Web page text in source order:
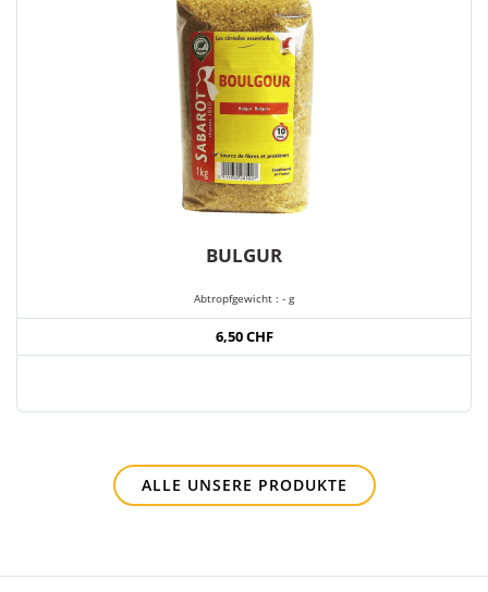
BULGUR
Abtropfgewicht : - g
6,50 CHF
ALLE UNSERE PRODUKTE